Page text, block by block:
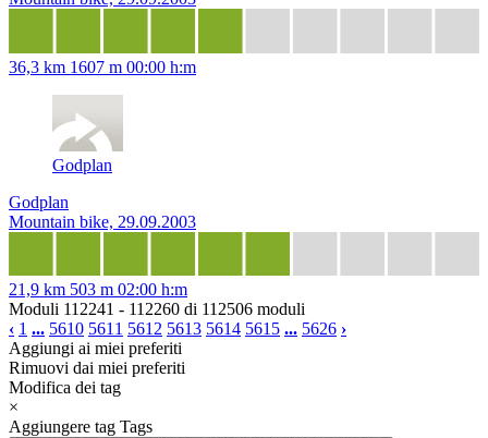
36,3 km 1607 m 00:00 h:m
Godplan
Godplan
Mountain bike, 29.09.2003
21,9 km 503 m 02:00 h:m
Moduli 112241 - 112260 di 112506 moduli
‹ 1 ... 5610 5611 5612 5613 5614 5615 ... 5626 ›
Aggiungi ai miei preferiti
Rimuovi dai miei preferiti
Modifica dei tag
×
Aggiungere tag Tags